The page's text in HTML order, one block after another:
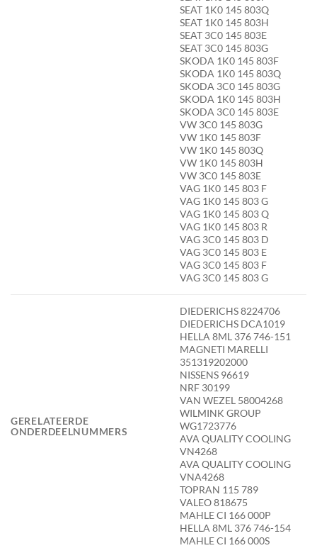
SEAT 1K0 145 803Q
SEAT 1K0 145 803H
SEAT 3C0 145 803E
SEAT 3C0 145 803G
SKODA 1K0 145 803F
SKODA 1K0 145 803Q
SKODA 3C0 145 803G
SKODA 1K0 145 803H
SKODA 3C0 145 803E
VW 3C0 145 803G
VW 1K0 145 803F
VW 1K0 145 803Q
VW 1K0 145 803H
VW 3C0 145 803E
VAG 1K0 145 803 F
VAG 1K0 145 803 G
VAG 1K0 145 803 Q
VAG 1K0 145 803 R
VAG 3C0 145 803 D
VAG 3C0 145 803 E
VAG 3C0 145 803 F
VAG 3C0 145 803 G
GERELATEERDE
ONDERDEELNUMMERS
DIEDERICHS 8224706
DIEDERICHS DCA1019
HELLA 8ML 376 746-151
MAGNETI MARELLI
351319202000
NISSENS 96619
NRF 30199
VAN WEZEL 58004268
WILMINK GROUP
WG1723776
AVA QUALITY COOLING
VN4268
AVA QUALITY COOLING
VNA4268
TOPRAN 115 789
VALEO 818675
MAHLE CI 166 000P
HELLA 8ML 376 746-154
MAHLE CI 166 000S